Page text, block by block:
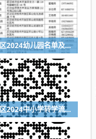
武汉经开区2024幼儿园名单及联系方式一览表
武汉青山区2024中小学转学流程（登记入口+时间+材料）